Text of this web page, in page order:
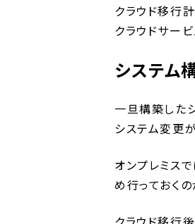
クラウド移行
クラウドサー
システム
一旦構築した
システム変更
オンプレミス
め行っておく